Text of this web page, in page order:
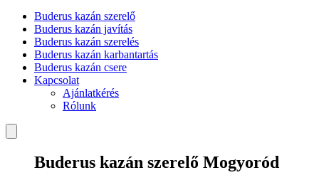
Buderus kazán szerelő
Buderus kazán javítás
Buderus kazán szerelés
Buderus kazán karbantartás
Buderus kazán csere
Kapcsolat
Ajánlatkérés
Rólunk
Buderus kazán szerelő Mogyoród